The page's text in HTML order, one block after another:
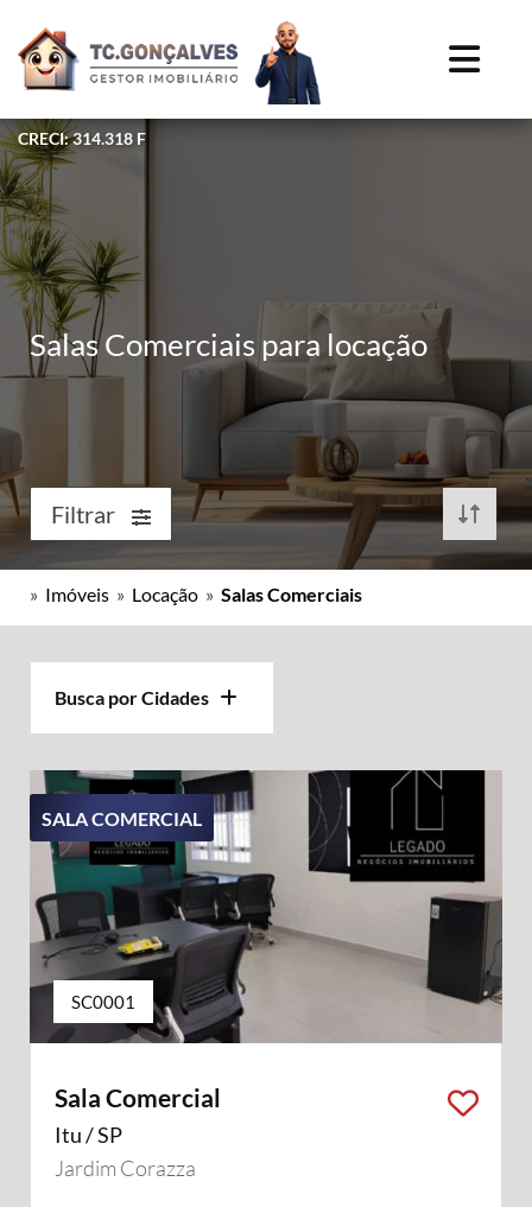
CRECI: 314.318 F
Salas Comerciais para locação
Filtrar
» Imóveis » Locação » Salas Comerciais
Busca por Cidades
SALA COMERCIAL
SC0001
Sala Comercial
Itu / SP
Jardim Corazza